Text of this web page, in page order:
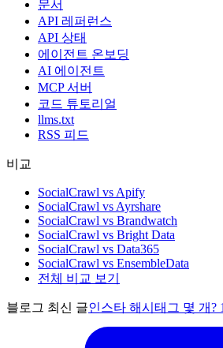
문서
API 레퍼런스
API 상태
에이전트 온보딩
AI 에이전트
MCP 서버
코드 튜토리얼
llms.txt
RSS 피드
비교
SocialCrawl vs Apify
SocialCrawl vs Ayrshare
SocialCrawl vs Brandwatch
SocialCrawl vs Bright Data
SocialCrawl vs Data365
SocialCrawl vs EnsembleData
전체 비교 보기
블로그 최신 글인스타 해시태그 몇 개?